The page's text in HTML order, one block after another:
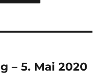
– 5. Mai 2020